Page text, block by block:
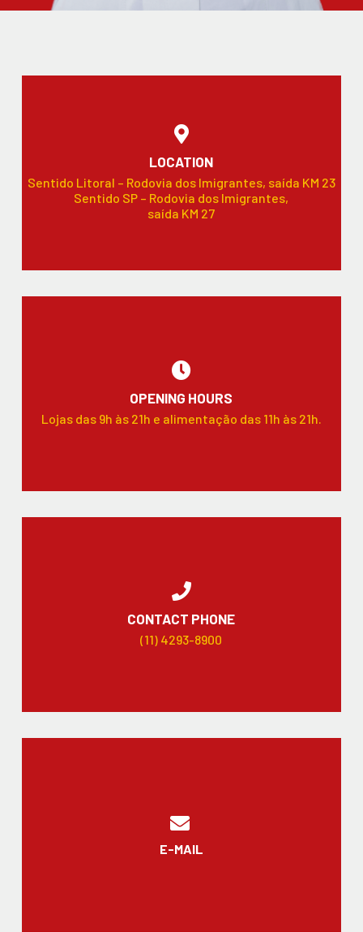
LOCATION
Sentido Litoral – Rodovia dos Imigrantes, saída KM 23
Sentido SP – Rodovia dos Imigrantes,
saída KM 27
OPENING HOURS
Lojas das 9h às 21h e alimentação das 11h às 21h.
CONTACT PHONE
(11) 4293-8900
E-MAIL